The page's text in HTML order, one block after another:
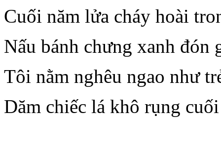
Cuối năm lửa cháy hoài
Nấu bánh chưng xanh đón
Tôi nằm nghêu ngao như
Dăm chiếc lá khô rụng